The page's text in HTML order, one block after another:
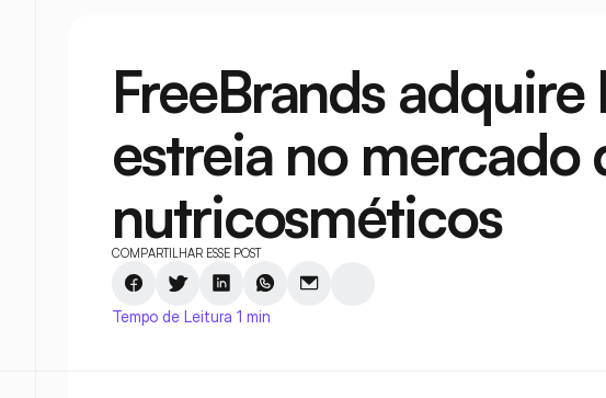
FreeBrands adquire
estreia no mercado
nutricosméticos
COMPARTILHAR ESSE POST
Tempo de Leitura 1 min